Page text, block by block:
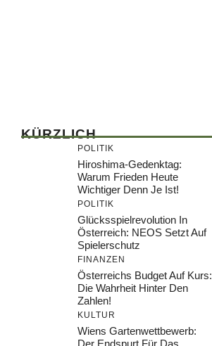
KÜRZLICH
POLITIK
Hiroshima-Gedenktag:
Warum Frieden Heute
Wichtiger Denn Je Ist!
POLITIK
Glücksspielrevolution In
Österreich: NEOS Setzt Auf
Spielerschutz
FINANZEN
Österreichs Budget Auf Kurs:
Die Wahrheit Hinter Den
Zahlen!
KULTUR
Wiens Gartenwettbewerb:
Der Endspurt Für Das